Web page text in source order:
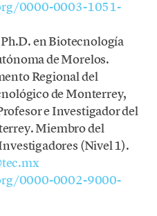
0000-0003-1051-
en Biotecnología
de Morelos.
Regional del
de Monterrey,
e Investigador del
Miembro del
(Nivel 1).
0000-0002-9000-